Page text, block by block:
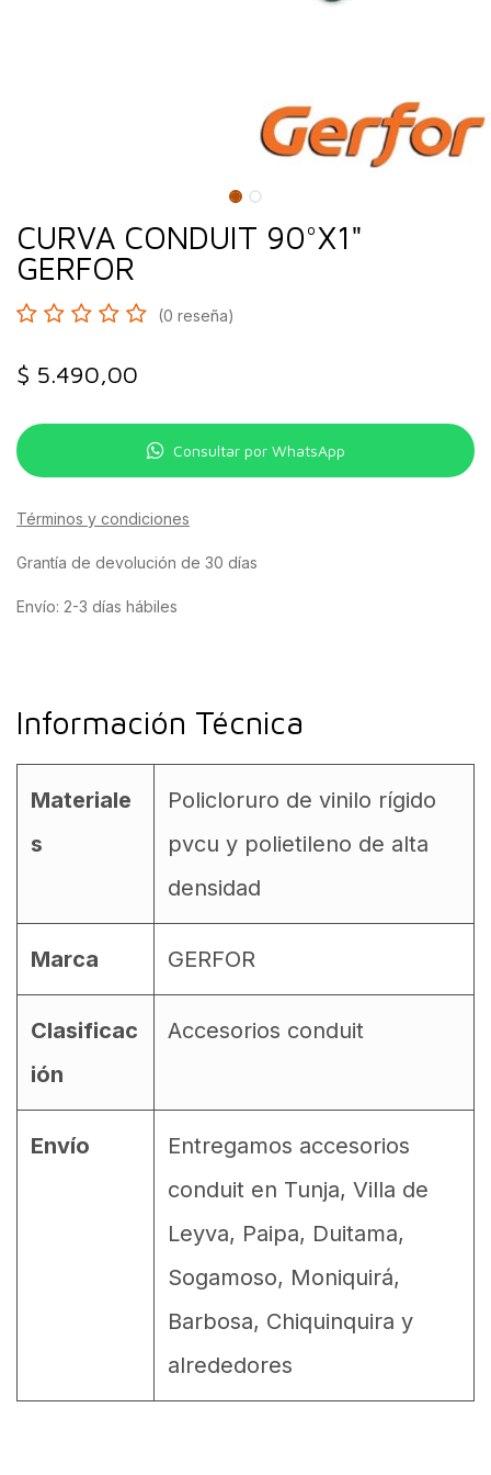
CURVA CONDUIT 90°X1"
GERFOR
(0 reseña)
$ 5.490,00
Consultar por WhatsApp
Términos y condiciones
Grantía de devolución de 30 días
Envío: 2-3 días hábiles
Información Técnica
Materiale
s
Policloruro de vinilo rígido
pvcu y polietileno de alta
densidad
Marca GERFOR
Clasificac
ión
Accesorios conduit
Envío
Entregamos accesorios
conduit en Tunja, Villa de
Leyva, Paipa, Duitama,
Sogamoso, Moniquirá,
Barbosa, Chiquinquira y
alrededores